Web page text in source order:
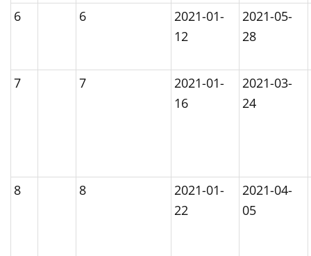
6 6
2021-01-
12
2021-05-
28
7 7
2021-01-
16
2021-03-
24
8 8
2021-01-
22
2021-04-
05